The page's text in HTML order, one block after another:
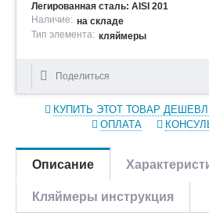
Легированная сталь: AISI 201
Наличие: на складе
Тип элемента: кляймеры
Поделиться
КУПИТЬ ЭТОТ ТОВАР
ОПЛАТА
Описание
Кляймеры инструкция